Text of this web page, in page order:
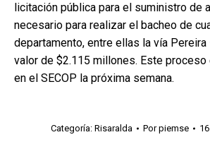
licitación pública para el suministro de
necesario para realizar el bacheo de
departamento, entre ellas la vía Pereira
valor de $2.115 millones. Este
en el SECOP la próxima semana.
Categoría: Risaralda Porpiemse